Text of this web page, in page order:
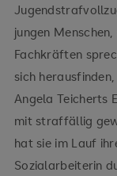
jungen
Fachkräften
sich
Angela Teicherts
mit straffällig
hat sie im Lauf
Sozialarbeiterin